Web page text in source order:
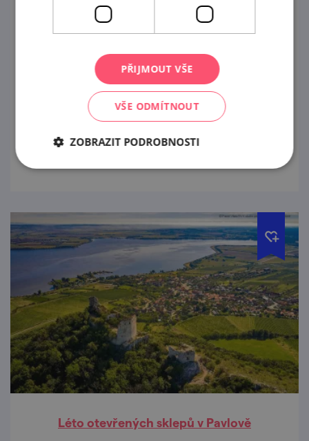
Tradiční krojované hody Pavlov
14. 8. — 16. 8. '26
Pavlovská chasa ve spolupráci s OÚ Pavlov a
TJ Sokol Pavlov Vás srdečně zve na tradiční
krojované hody v Pavlově.
prohlédnout
Léto otevřených sklepů v Pavlově
PŘIJMOUT VŠE
VŠE ODMÍTNOUT
ZOBRAZIT PODROBNOSTI